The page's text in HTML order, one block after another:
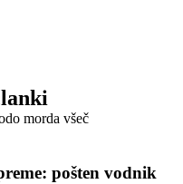
morda všeč
pošten vodnik